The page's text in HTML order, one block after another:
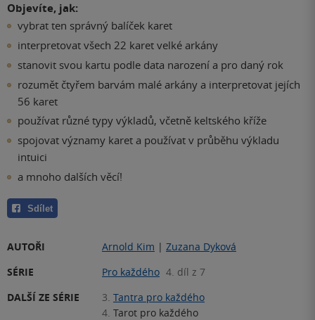
Objevíte, jak:
vybrat ten správný balíček karet
interpretovat všech 22 karet velké arkány
stanovit svou kartu podle data narození a pro daný rok
rozumět čtyřem barvám malé arkány a interpretovat jejích
56 karet
používat různé typy výkladů, včetně keltského kříže
spojovat významy karet a používat v průběhu výkladu
intuici
a mnoho dalších věcí!
Sdílet
AUTOŘI Arnold Kim | Zuzana Dyková
SÉRIE
Pro každého 4. díl z 7
DALŠÍ ZE SÉRIE
3. Tantra pro každého
4. Tarot pro každého